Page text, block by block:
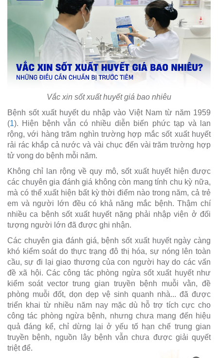
Vắc xin sốt xuất huyết giá bao nhiêu
Bệnh sốt xuất huyết du nhập vào Việt Nam từ năm 1959
(1). Hiện bệnh vẫn có nhiều diễn biến phức tạp và lan
rộng, với hàng trăm nghìn trường hợp mắc sốt xuất huyết
rải rác khắp cả nước và vài chục đến vài trăm trường hợp
tử vong do bệnh mỗi năm.
Không chỉ lan rộng về quy mô, sốt xuất huyết hiện được
các chuyên gia đánh giá không còn mang tính chu kỳ nữa,
mà có thể xuất hiện bất kỳ thời điểm nào trong năm, cả trẻ
em và người lớn đều có khả năng mắc bệnh. Thậm chí
nhiều ca bệnh sốt xuất huyết nặng phải nhập viện ở đối
tượng người lớn đã được ghi nhận.
Các chuyên gia đánh giá, bệnh sốt xuất huyết ngày càng
khó kiểm soát do thực trạng đô thị hóa, sự nóng lên toàn
cầu, sự đi lại giao thương của con người hay do các vấn
đề xã hội. Các công tác phòng ngừa sốt xuất huyết như
kiểm soát vector trung gian truyền bệnh muỗi vằn, đề
phòng muỗi đốt, dọn dẹp vệ sinh quanh nhà... đã được
triển khai từ nhiều năm nay mặc dù hỗ trợ tích cực cho
công tác phòng ngừa bệnh, nhưng chưa mang đến hiệu
quả đáng kể, chỉ dừng lại ở yếu tố hạn chế trung gian
truyền bệnh, nguồn lây bệnh vẫn chưa được giải quyết
triệt để.